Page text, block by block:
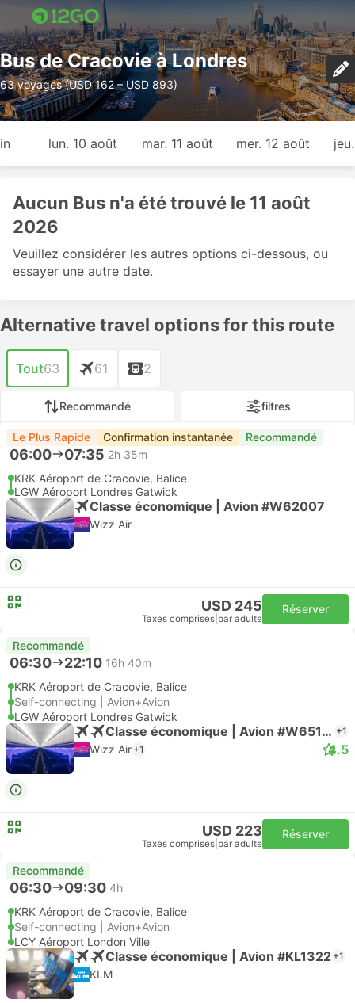
Bus de Cracovie à Londres
63 voyages (USD 162 – USD 893)
lun. 10 août mar. 11 août mer. 12 août
Aucun Bus n'a été trouvé le 11 août
2026
Veuillez considérer les autres options ci-dessous, ou
essayer une autre date.
Alternative travel options for this route
Tout63 61 2
Recommandé filtres
Le Plus Rapide Confirmation instantanée Recommandé
06:00 07:35 2h 35m
KRK Aéroport de Cracovie, Balice
LGW Aéroport Londres Gatwick
Classe économique | Avion #W62007
Wizz Air
USD 245
Taxes comprises par adulte
Réserver
Recommandé
06:30 22:10 16h 40m
KRK Aéroport de Cracovie, Balice
Self-connecting | Avion+Avion
LGW Aéroport Londres Gatwick
Classe économique | Avion #W65178 +1
Wizz Air +1 4.5
USD 223
Taxes comprises par adulte
Réserver
Recommandé
06:30 09:30 4h
KRK Aéroport de Cracovie, Balice
Self-connecting | Avion+Avion
LCY Aéroport London Ville
Classe économique | Avion #KL1322 +1
KLM